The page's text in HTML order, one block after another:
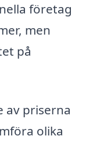
företag
men
på
av priserna
olika